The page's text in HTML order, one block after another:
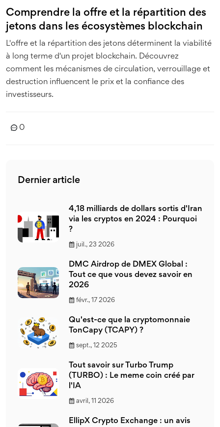
Comprendre la offre et la répartition des
jetons dans les écosystèmes blockchain
L'offre et la répartition des jetons déterminent la viabilité
à long terme d'un projet blockchain. Découvrez
comment les mécanismes de circulation, verrouillage et
destruction influencent le prix et la confiance des
investisseurs.
0
Dernier article
4,18 milliards de dollars sortis d'Iran
via les cryptos en 2024 : Pourquoi
?
juil., 23 2026
DMC Airdrop de DMEX Global :
Tout ce que vous devez savoir en
2026
févr., 17 2026
Qu'est-ce que la cryptomonnaie
TonCapy (TCAPY) ?
sept., 12 2025
Tout savoir sur Turbo Trump
(TURBO) : Le meme coin créé par
l'IA
avril, 11 2026
EllipX Crypto Exchange : un avis